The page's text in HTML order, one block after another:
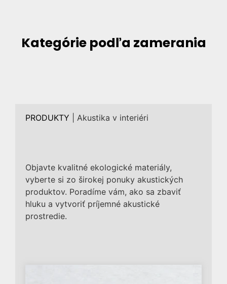
Kategórie podľa zamerania
PRODUKTY Akustika v interiéri
Objavte kvalitné ekologické materiály,
vyberte si zo širokej ponuky akustických
produktov. Poradíme vám, ako sa zbaviť
hluku a vytvoriť príjemné akustické
prostredie.